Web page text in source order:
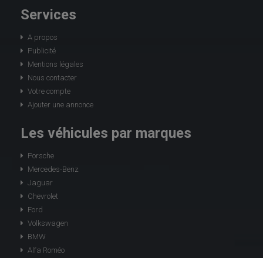
Services
A propos
Publicité
Mentions légales
Nous contacter
Votre compte
Ajouter une annonce
Les véhicules par marques
Porsche
Mercedes-Benz
Jaguar
Chevrolet
Ford
Volkswagen
BMW
Alfa Roméo